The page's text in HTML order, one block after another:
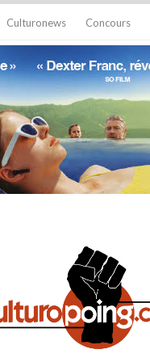
Culturonews Concours